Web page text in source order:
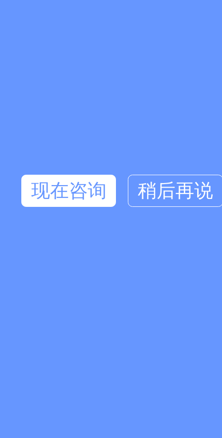
现在咨询 稍后再说